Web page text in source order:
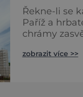
Řekne-li se
Paříž a
chrámy
se mohou
zobrazit více >>